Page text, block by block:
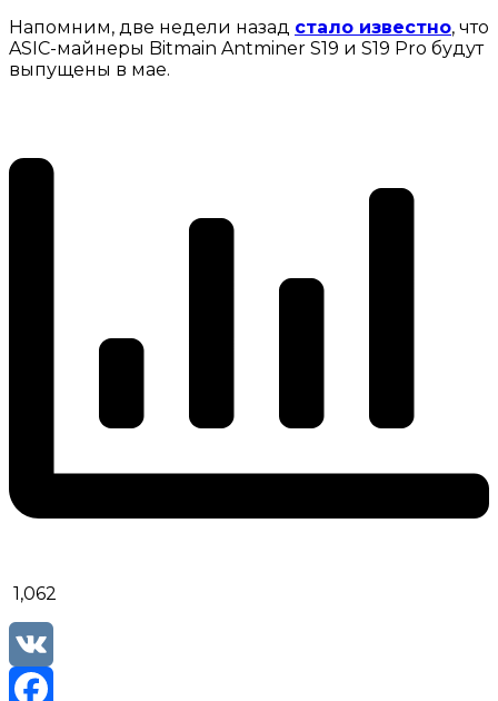
Напомним, две недели назад стало известно, что
ASIC-майнеры Bitmain Antminer S19 и S19 Pro будут
выпущены в мае.
1,062
VK